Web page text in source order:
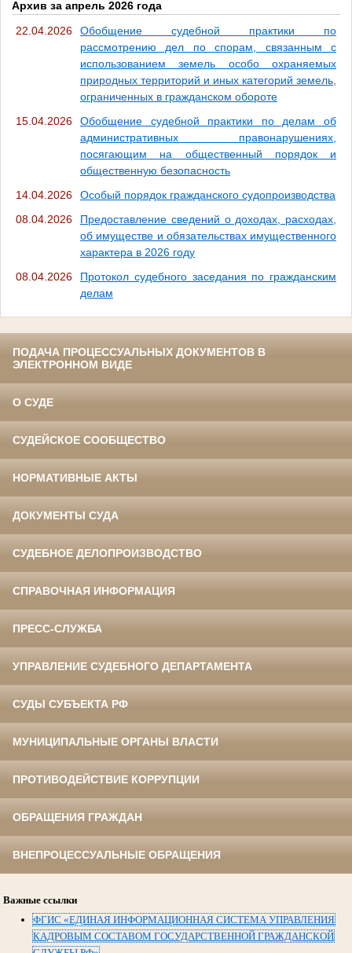
Архив за апрель 2026 года
22.04.2026
Обобщение судебной практики по
рассмотрению дел по спорам, связанным с
использованием земель особо охраняемых
природных территорий и иных категорий земель,
ограниченных в гражданском обороте
15.04.2026
Обобщение судебной практики по делам об
административных правонарушениях,
посягающим на общественный порядок и
общественную безопасность
14.04.2026
Особый порядок гражданского судопроизводства
08.04.2026
Предоставление сведений о доходах, расходах,
об имуществе и обязательствах имущественного
характера в 2026 году
08.04.2026
Протокол судебного заседания по гражданским
делам
ПОДАЧА ПРОЦЕССУАЛЬНЫХ ДОКУМЕНТОВ В
ЭЛЕКТРОННОМ ВИДЕ
О СУДЕ
СУДЕЙСКОЕ СООБЩЕСТВО
НОРМАТИВНЫЕ АКТЫ
ДОКУМЕНТЫ СУДА
СУДЕБНОЕ ДЕЛОПРОИЗВОДСТВО
СПРАВОЧНАЯ ИНФОРМАЦИЯ
ПРЕСС-СЛУЖБА
УПРАВЛЕНИЕ СУДЕБНОГО ДЕПАРТАМЕНТА
СУДЫ СУБЪЕКТА РФ
МУНИЦИПАЛЬНЫЕ ОРГАНЫ ВЛАСТИ
ПРОТИВОДЕЙСТВИЕ КОРРУПЦИИ
ОБРАЩЕНИЯ ГРАЖДАН
ВНЕПРОЦЕССУАЛЬНЫЕ ОБРАЩЕНИЯ
Важные ссылки
ФГИС «ЕДИНАЯ ИНФОРМАЦИОННАЯ СИСТЕМА УПРАВЛЕНИЯ
КАДРОВЫМ СОСТАВОМ ГОСУДАРСТВЕННОЙ ГРАЖДАНСКОЙ